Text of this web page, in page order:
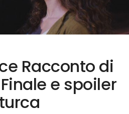
Racconto di
e spoiler